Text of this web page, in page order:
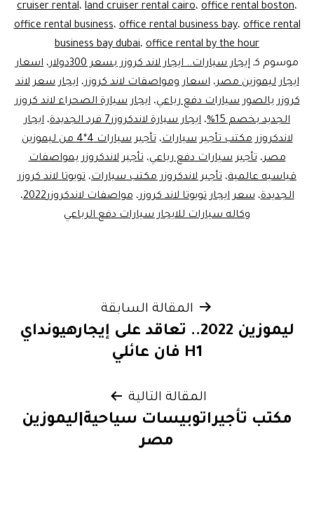
cruiser rental، land cruiser rental cairo، office rental boston،
office rental business،office rental business bay،office rental
business bay dubai، office rental by the hour
موسوم كـ إيجار سيارات.. ايجار لاند كروزر بسعر 300دولار ، اسعار
ايجار ليموزين مصر،اسعار ومواصفات لاند كروزر،ايجار سعر لاند
كروزر بالصور سيارات دفع رباعي،ايجار سيارة الصحراء لاند كروزر
الجديد بخصم 15%
، ايجار سيارة لاندكروزر7 فرد الجديدة ، ايجار
لاندكروزر مكتب تأجير سيارات،
تأجير سيارات 4*4 من ليموزين
مصر،تأجير سيارات دفع رباعي،تأجير لاندكروزر بمواصفات
قياسيه عالمية، تأجير لاندكروزر مكتب سيارات، تويوتا لاند كروزر
الجديدة،سعر ايجار تويوتا لاند كروزر،مواصفات لاندكروزر2022
،
وكاله سيارات للايجار سيارات دفع الرباعي
المقالات
المقالة السابقة
ليموزين 2022.. تعاقد على إيجارهيونداي
H1 فان عائلي
المقالة التالية
مكتب تأجيراتوبيسات سياحية|ليموزين
مصر